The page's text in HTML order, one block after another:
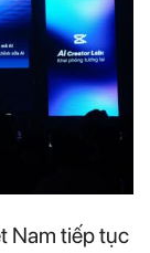
Nam tiếp tục